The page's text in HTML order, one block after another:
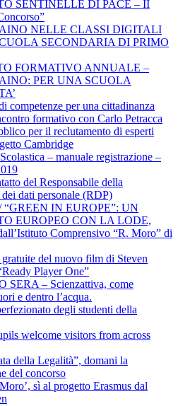
SENTINELLE DI PACE – II
NELLE CLASSI DIGITALI
SECONDARIA DI PRIMO
FORMATIVO ANNUALE –
PER UNA SCUOLA
competenze per una cittadinanza
formativo con Carlo Petracca
per il reclutamento di esperti
Cambridge
– manuale registrazione –
del Responsabile della
dati personale (RDP)
“GREEN IN EUROPE”: UN
EUROPEO CON LA LODE,
Comprensivo “R. Moro” di
del nuovo film di Steven
Player One”
SERA – Scienzattiva, come
e dentro l’acqua.
degli studenti della
welcome visitors from across
della Legalità”, domani la
del concorso
sì al progetto Erasmus dal